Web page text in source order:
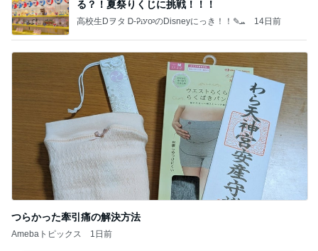
る？！夏祭りくじに挑戦！！！
高校生Dヲタ Ꭰ-ᎮꭵꭹꭴのDisneyにっき！！✎ܚ 14日前
つらかった牽引痛の解決方法
Amebaトピックス 1日前